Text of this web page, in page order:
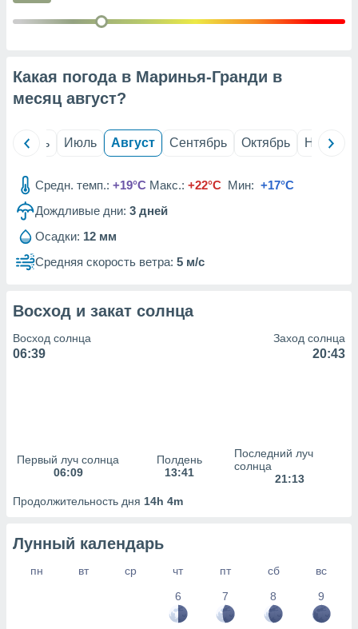
Какая погода в Маринья-Гранди в
месяц август?
Июнь Июль Август Сентябрь Октябрь Ноябрь
Средн. темп.: +19°C Макс.: +22°C Мин: +17°C
Дождливые дни: 3 дней
Осадки: 12 мм
Средняя скорость ветра: 5 м/с
Восход и закат солнца
Восход солнца
06:39
Заход солнца
20:43
Первый луч солнца
06:09
Полдень
13:41
Последний луч
солнца
21:13
Продолжительность дня 14h 4m
Лунный календарь
пн вт ср чт пт сб
вс
6
7 8 9